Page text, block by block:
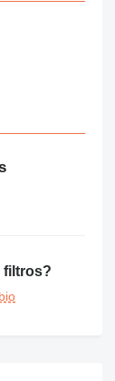
filtros?